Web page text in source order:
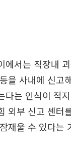
에서는 직장내
을 사내에 신고
다는 인식이 적
외부 신고 센터
재울 수 있다는